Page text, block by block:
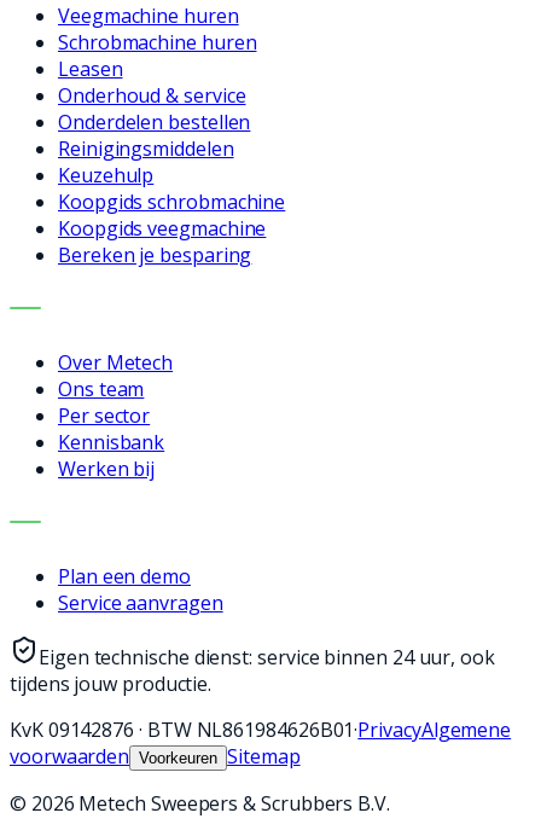
Veegmachine huren
Schrobmachine huren
Leasen
Onderhoud & service
Onderdelen bestellen
Reinigingsmiddelen
Keuzehulp
Koopgids schrobmachine
Koopgids veegmachine
Bereken je besparing
BEDRIJF
Over Metech
Ons team
Per sector
Kennisbank
Werken bij
CONTACT
Plan een demo
Service aanvragen
Eigen technische dienst: service binnen 24 uur, ook
tijdens jouw productie.
KvK09142876 · BTW NL861984626B01·PrivacyAlgemene
voorwaarden Voorkeuren Sitemap
© 2026 Metech Sweepers & Scrubbers B.V.